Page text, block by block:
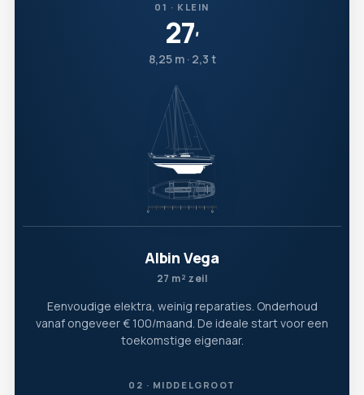
01 · KLEIN
27′
8,25 m · 2,3 t
Albin Vega
27 m² zeil
Eenvoudige elektra, weinig reparaties. Onderhoud
vanaf ongeveer € 100/maand. De ideale start voor een
toekomstige eigenaar.
02 · MIDDELGROOT